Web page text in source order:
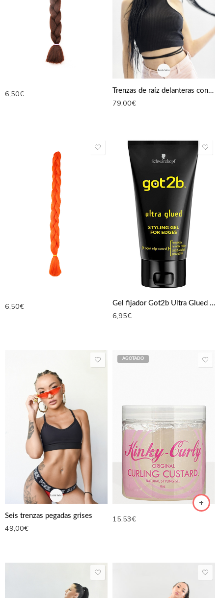
6,50€ Trenzas de raíz delanteras con detalle de x
79,00€
6,50€ Gel fijador Got2b Ultra Glued Invincible Extreme Hold Hair Styling 150 Ml
6,95€
Seis trenzas pegadas grises
49,00€
AGOTADO
15,53€